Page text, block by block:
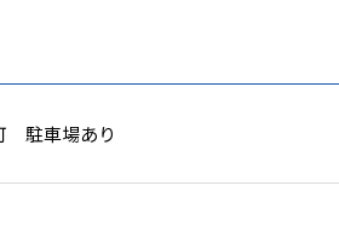
所が変わることは基本的にありませ
るなど、簡単な指導をお願いする場合
駐車場あり